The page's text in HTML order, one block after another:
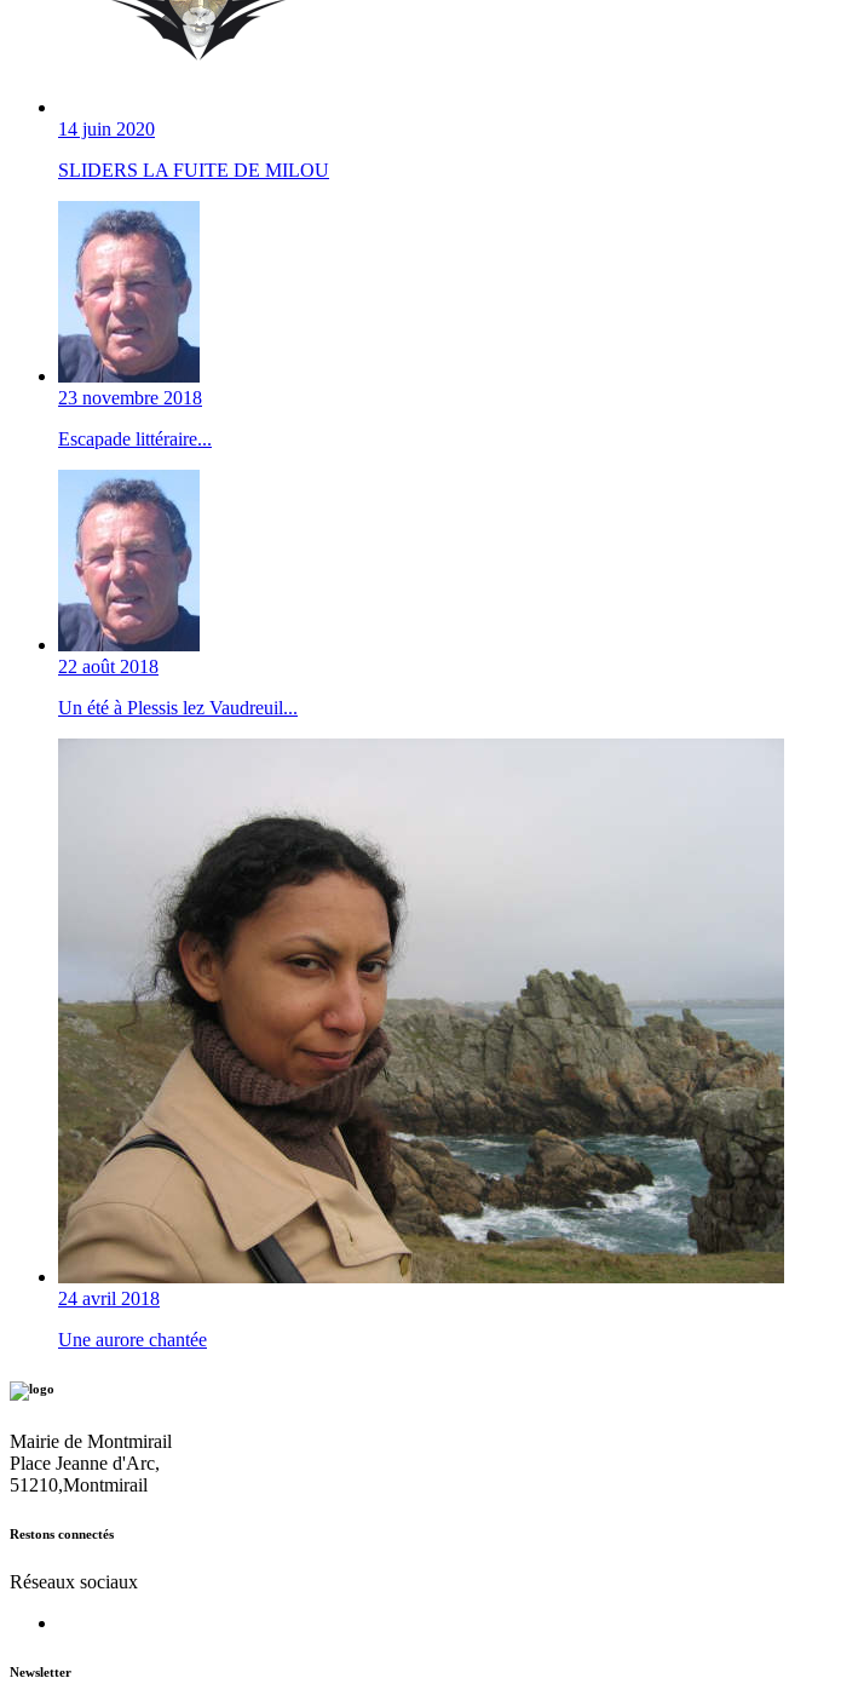
14 juin 2020
SLIDERS LA FUITE DE MILOU
23 novembre 2018
Escapade littéraire...
22 août 2018
Un été à Plessis lez Vaudreuil...
24 avril 2018
Une aurore chantée
Mairie de Montmirail
Place Jeanne d'Arc,
51210,Montmirail
Restons connectés
Réseaux sociaux
Newsletter